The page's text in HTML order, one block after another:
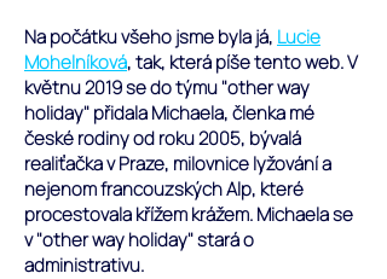
Na počátku všeho jsme byla já, Lucie
Mohelníková, tak, která píše tento web. ​V
květnu 2019 se do týmu "other way
holiday" přidala Michaela, členka mé
české rodiny od roku 2005, bývalá
realiťačka v Praze, milovnice lyžování a
nejenom francouzských Alp, které
procestovala křížem krážem. Michaela se
v "other way holiday" stará o
administrativu.